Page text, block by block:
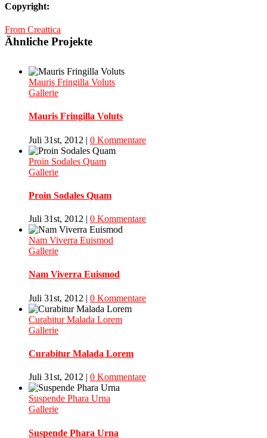
Copyright:
From Creattica
Ähnliche Projekte
Mauris Fringilla Voluts
Gallerie
Mauris Fringilla Voluts
Juli 31st, 2012 | 0 Kommentare
Proin Sodales Quam
Gallerie
Proin Sodales Quam
Juli 31st, 2012 | 0 Kommentare
Nam Viverra Euismod
Gallerie
Nam Viverra Euismod
Juli 31st, 2012 | 0 Kommentare
Curabitur Malada Lorem
Gallerie
Curabitur Malada Lorem
Juli 31st, 2012 | 0 Kommentare
Suspende Phara Urna
Gallerie
Suspende Phara Urna